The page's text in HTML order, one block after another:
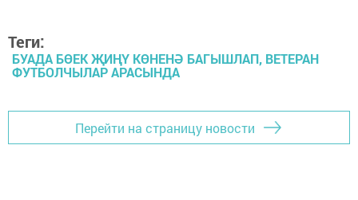
Теги:
БУАДА БӨЕК ҖИҢҮ КӨНЕНӘ БАГЫШЛАП, ВЕТЕРАН
ФУТБОЛЧЫЛАР АРАСЫНДА
Перейти на страницу новости